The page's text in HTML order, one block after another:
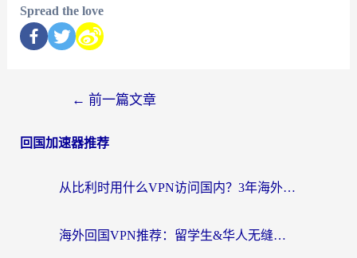
Spread the love
← 前一篇文章
回国加速器推荐
从比利时用什么VPN访问国内？3年海外党亲测有效的无缝回国上网指南
海外回国VPN推荐：留学生&华人无缝访问国内资源的实用指南